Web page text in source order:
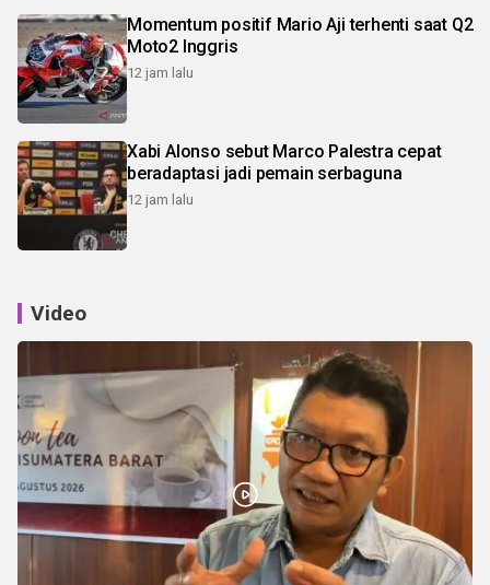
Momentum positif Mario Aji terhenti saat Q2
Moto2 Inggris
12 jam lalu
Xabi Alonso sebut Marco Palestra cepat
beradaptasi jadi pemain serbaguna
12 jam lalu
Video